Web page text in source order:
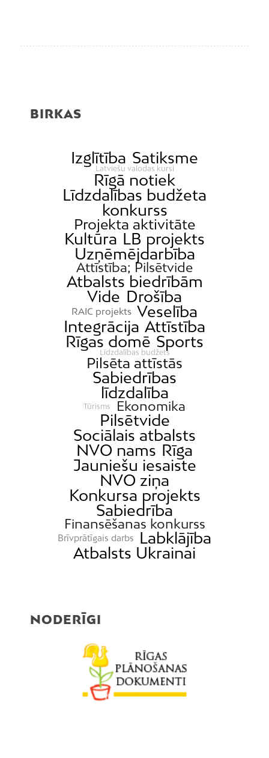
BIRKAS
Izglītība Satiksme
Latviešu valodas kursi
Rīgā notiek
Līdzdalības budžeta
konkurss
Projekta aktivitāte
Kultūra LB projekts
Uzņēmējdarbība
Attīstība; Pilsētvide
Atbalsts biedrībām
Vide Drošība
RAIC projekts Veselība
Integrācija Attīstība
Rīgas domē Sports
Līdzdalības budžets
Pilsēta attīstās
Sabiedrības
līdzdalība
Tūrisms Ekonomika
Pilsētvide
Sociālais atbalsts
NVO nams Rīga
Jauniešu iesaiste
NVO ziņa
Konkursa projekts
Sabiedrība
Finansēšanas konkurss
Brīvprātīgais darbs
Labklājība
Atbalsts Ukrainai
NODERĪGI